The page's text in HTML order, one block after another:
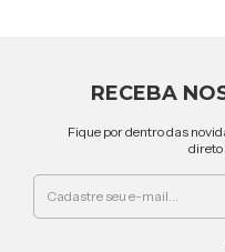
RECEBA
Fique por dentro das
direto